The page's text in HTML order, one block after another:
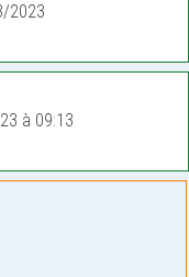
2023
à 09:13